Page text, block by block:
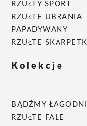
RZUŁTY SPORT
RZUŁTE UBRANIA
PAPADYWANY
RZUŁTE SKARPETKI
Kolekcje
BĄDŹMY ŁAGODNI
RZUŁTE FALE